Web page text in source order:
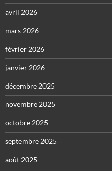
avril 2026
mars 2026
février 2026
janvier 2026
décembre 2025
novembre 2025
octobre 2025
septembre 2025
août 2025